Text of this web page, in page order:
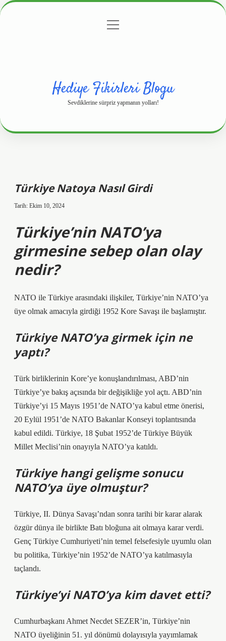
Gizlilik Politikası
menüyü
Hediye Fikirleri Blogu
Sevdiklerine sürpriz yapmanın yolları!
Türkiye Natoya Nasıl Girdi
Tarih: Ekim 10, 2024
Türkiye’nin NATO’ya
girmesine sebep olan olay
nedir?
NATO ile Türkiye arasındaki ilişkiler, Türkiye’nin NATO’ya
üye olmak amacıyla girdiği 1952 Kore Savaşı ile başlamıştır.
Türkiye NATO’ya girmek için ne
yaptı?
Türk birliklerinin Kore’ye konuşlandırılması, ABD’nin
Türkiye’ye bakış açısında bir değişikliğe yol açtı. ABD’nin
Türkiye’yi 15 Mayıs 1951’de NATO’ya kabul etme önerisi,
20 Eylül 1951’de NATO Bakanlar Konseyi toplantısında
kabul edildi. Türkiye, 18 Şubat 1952’de Türkiye Büyük
Millet Meclisi’nin onayıyla NATO’ya katıldı.
Türkiye hangi gelişme sonucu
NATO’ya üye olmuştur?
Türkiye, II. Dünya Savaşı’ndan sonra tarihi bir karar alarak
özgür dünya ile birlikte Batı bloğuna ait olmaya karar verdi.
Genç Türkiye Cumhuriyeti’nin temel felsefesiyle uyumlu olan
bu politika, Türkiye’nin 1952’de NATO’ya katılmasıyla
taçlandı.
Türkiye’yi NATO’ya kim davet etti?
Cumhurbaşkanı Ahmet Necdet SEZER’in, Türkiye’nin
NATO üyeliğinin 51. yıl dönümü dolayısıyla yayımlamak